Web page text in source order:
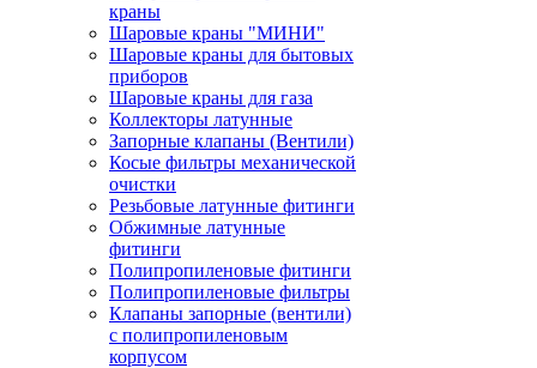
краны
Шаровые краны "МИНИ"
Шаровые краны для бытовых
приборов
Шаровые краны для газа
Коллекторы латунные
Запорные клапаны (Вентили)
Косые фильтры механической
очистки
Резьбовые латунные фитинги
Обжимные латунные
фитинги
Полипропиленовые фитинги
Полипропиленовые фильтры
Клапаны запорные (вентили)
с полипропиленовым
корпусом